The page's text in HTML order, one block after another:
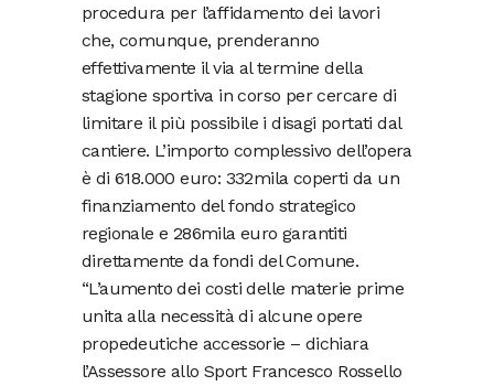
procedura per l’affidamento dei lavori
che, comunque, prenderanno
effettivamente il via al termine della
stagione sportiva in corso per cercare di
limitare il più possibile i disagi portati dal
cantiere. L’importo complessivo dell’opera
è di 618.000 euro: 332mila coperti da un
finanziamento del fondo strategico
regionale e 286mila euro garantiti
direttamente da fondi del Comune.
“L’aumento dei costi delle materie prime
unita alla necessità di alcune opere
propedeutiche accessorie – dichiara
l’Assessore allo Sport Francesco Rossello